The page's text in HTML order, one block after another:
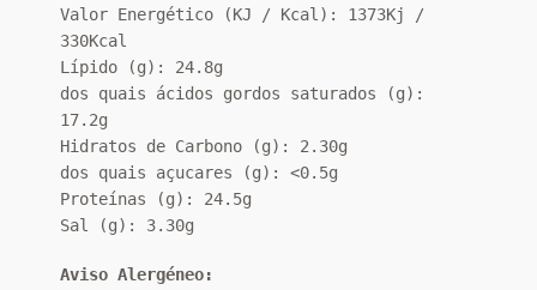
Valor Energético (KJ / Kcal): 1373Kj /
330Kcal
Lípido (g): 24.8g
dos quais ácidos gordos saturados (g):
17.2g
Hidratos de Carbono (g): 2.30g
dos quais açucares (g): <0.5g
Proteínas (g): 24.5g
Sal (g): 3.30g
Aviso Alergéneo: